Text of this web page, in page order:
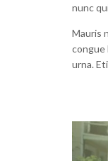
nunc
Mauris
congue
urna.